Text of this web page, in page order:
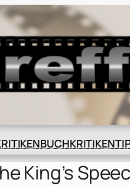
BUCHKRITIKEN
King’s